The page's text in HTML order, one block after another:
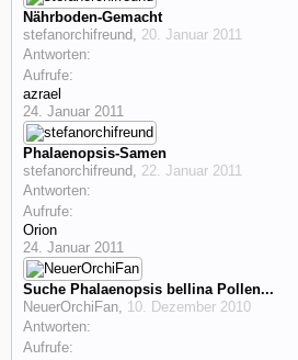
Nährboden-Gemacht
stefanorchifreund, 20. Januar 2011
Antworten:
Aufrufe:
azrael
24. Januar 2011
Phalaenopsis-Samen
stefanorchifreund, 22. Januar 2011
Antworten:
Aufrufe:
Orion
24. Januar 2011
Suche Phalaenopsis bellina Pollen...
NeuerOrchiFan, 10. Dezember 2010
Antworten:
Aufrufe: